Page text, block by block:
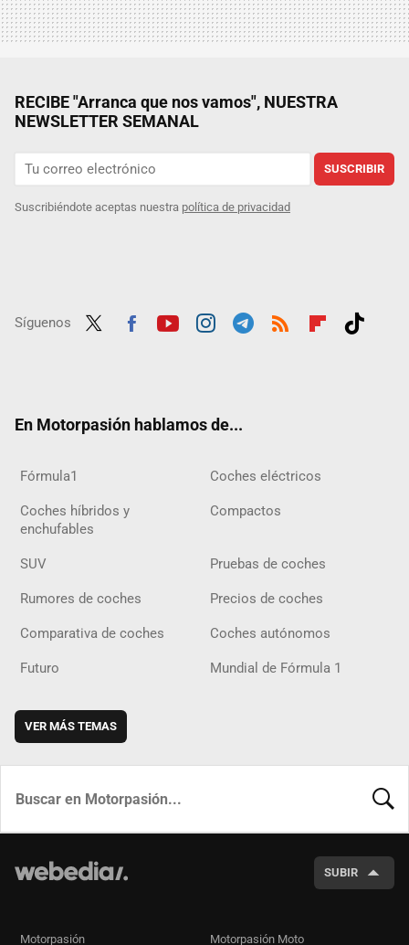
RECIBE "Arranca que nos vamos", NUESTRA
NEWSLETTER SEMANAL
SUSCRIBIR
Suscribiéndote aceptas nuestra política de privacidad
Síguenos
En Motorpasión hablamos de...
Fórmula1 Coches eléctricos
Coches híbridos y
enchufables
Compactos
SUV Pruebas de coches
Rumores de coches Precios de coches
Comparativa de coches Coches autónomos
Futuro Mundial de Fórmula 1
VER MÁS TEMAS
SUBIR
Motorpasión Motorpasión Moto